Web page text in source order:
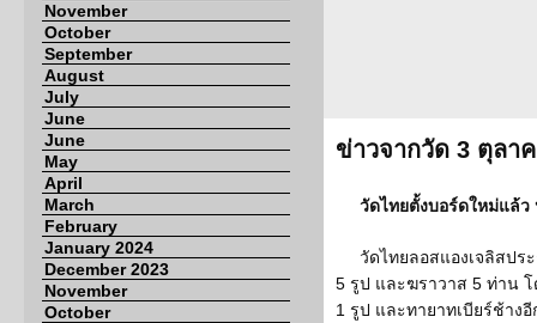
November
October
September
August
July
June
June
May
April
March
February
January 2024
December 2023
November
October
ข่าวจากวัด 3 ตุลา
วัดไทยตั้งบอร์ดใหม่แล้
วัดไทยลอสแองเจลิสปร
5 รูป และฆราวาส 5 ท่าน โ
1 รูป และทายาทเบียร์ช้าง